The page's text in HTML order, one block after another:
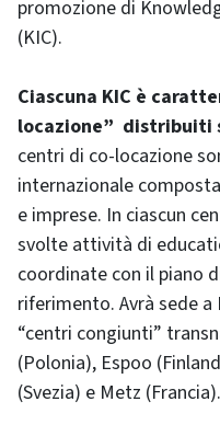
promozione di
(KIC).
Ciascuna KIC è
locazione” distribuiti
centri di co-locazione
internazionale
e imprese. In ciascun
svolte attività di
coordinate con il piano
riferimento. Avrà sede
“centri congiunti”
(Polonia), Espoo
(Svezia) e Metz (Francia).